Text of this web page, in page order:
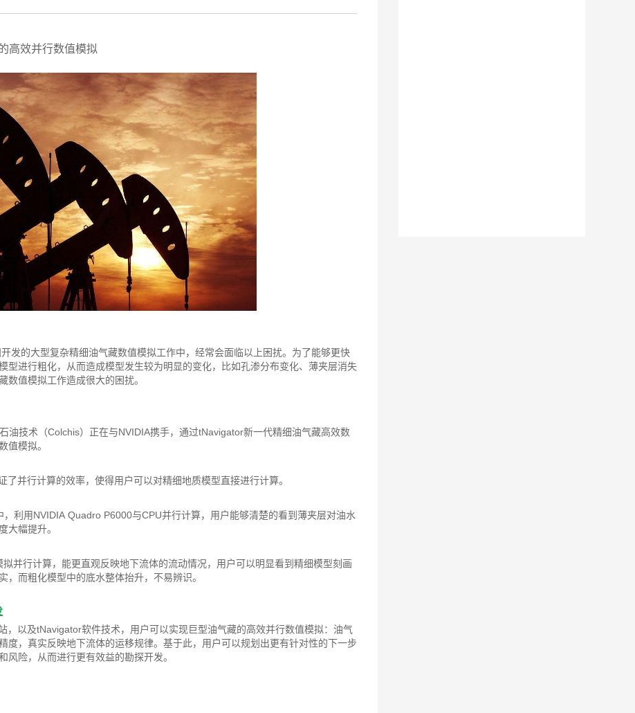
高效并行数值模拟
发的大型复杂精细油气藏数值模拟工作中，经常会面临以上困扰。为了能够更快
型进行粗化，从而造成模型发生较为明显的变化，比如孔渗分布变化、薄夹层消失
值模拟工作造成很大的困扰。
油技术（Colchis）正在与NVIDIA携手，通过tNavigator新一代精细油气藏高效数
值模拟。
了并行计算的效率，使得用户可以对精细地质模型直接进行计算。
利用NVIDIA Quadro P6000与CPU并行计算，用户能够清楚的看到薄夹层对油水
大幅提升。
并行计算，能更直观反映地下流体的流动情况，用户可以明显看到精细模型刻画
而粗化模型中的底水整体抬升，不易辨识。
，以及tNavigator软件技术，用户可以实现巨型油气藏的高效并行数值模拟：油气
度，真实反映地下流体的运移规律。基于此，用户可以规划出更有针对性的下一步
险，从而进行更有效益的勘探开发。